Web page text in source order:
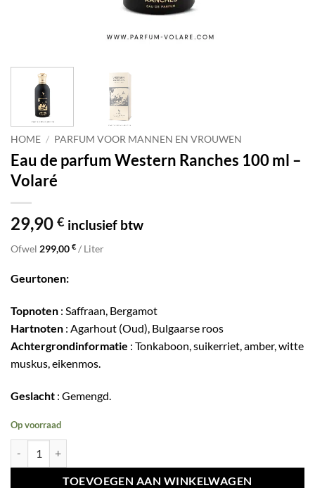
HOME / PARFUM VOOR MANNEN EN VROUWEN
Eau de parfum Western Ranches 100 ml –
Volaré
29,90 € inclusief btw
Ofwel 299,00 € / Liter
Geurtonen:
Topnoten : Saffraan, Bergamot
Hartnoten : Agarhout (Oud), Bulgaarse roos
Achtergrondinformatie : Tonkaboon, suikerriet, amber, witte
muskus, eikenmos.
Geslacht : Gemengd.
Op voorraad
TOEVOEGEN AAN WINKELWAGEN